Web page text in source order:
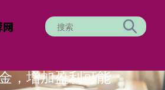
，增加盈利可能